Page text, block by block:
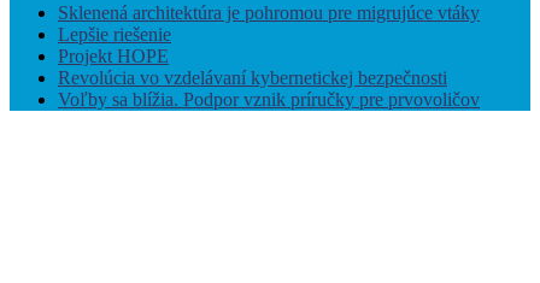
Sklenená architektúra je pohromou pre migrujúce vtáky
Lepšie riešenie
Projekt HOPE
Revolúcia vo vzdelávaní kybernetickej bezpečnosti
Voľby sa blížia. Podpor vznik príručky pre prvovoličov